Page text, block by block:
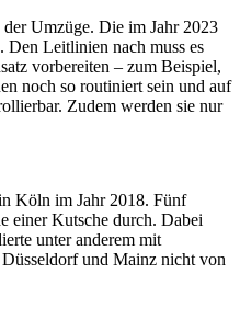
Umzüge. Die im Jahr 2023
Leitlinien nach muss es
vorbereiten – zum Beispiel,
noch so routiniert sein und auf
Zudem werden sie nur
Köln im Jahr 2018. Fünf
einer Kutsche durch. Dabei
unter anderem mit
und Mainz nicht von